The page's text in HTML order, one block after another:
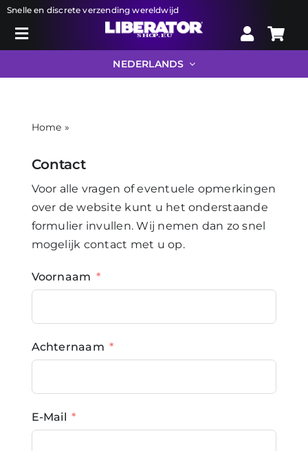
Ga
naar
Snelle en discrete verzending wereldwijd
Toggle
Zoeken
Drogist
Info
NEDERLANDS
Home »
Contact
Voor alle vragen of eventuele opmerkingen
over de website kunt u het onderstaande
formulier invullen. Wij nemen dan zo snel
mogelijk contact met u op.
Voornaam
Achternaam
E-Mail